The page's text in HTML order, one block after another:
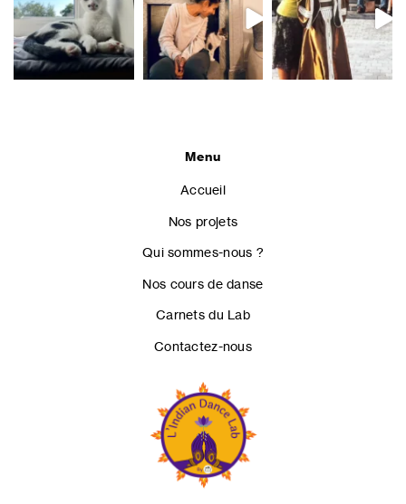
Menu
Accueil
Nos projets
Qui sommes-nous ?
Nos cours de danse
Carnets du Lab
Contactez-nous